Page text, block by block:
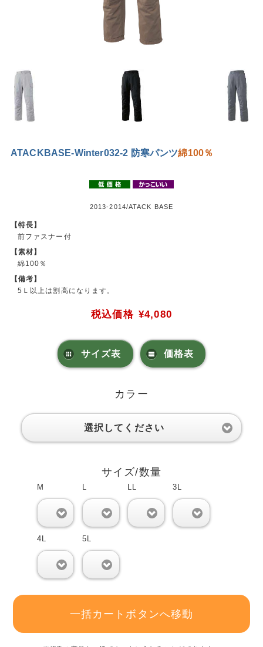
ATACKBASE-Winter032-2 防寒パンツ綿100％
2013-2014/ATACK BASE
【特長】
前ファスナー付
【素材】
綿100％
【備考】
5Ｌ以上は割高になります。
税込価格 ¥4,080
サイズ表 価格表
カラー
選択してください
サイズ/数量
M 3L
4L 5L
一括カートボタンへ移動